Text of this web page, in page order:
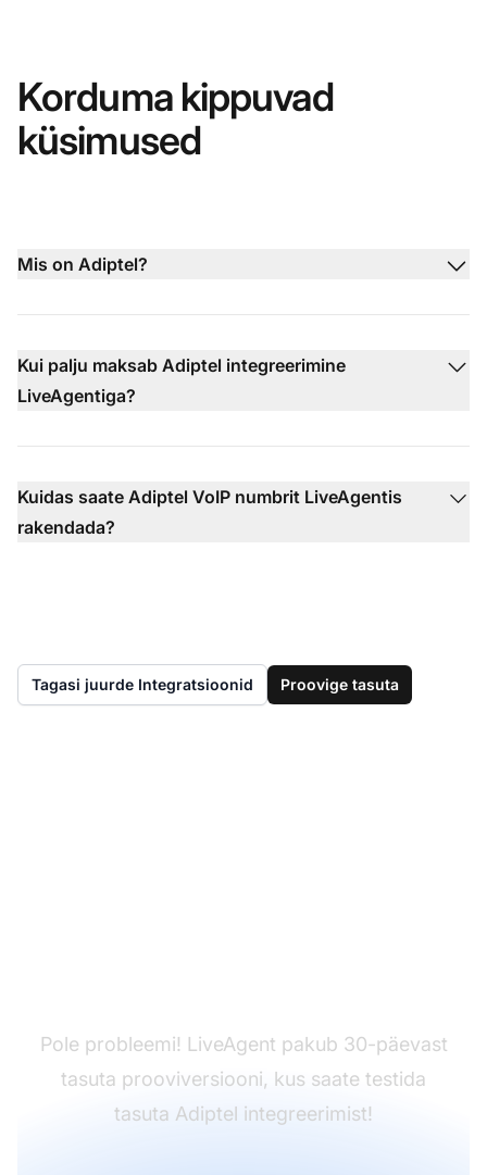
Korduma kippuvad
küsimused
Mis on Adiptel?
Kui palju maksab Adiptel integreerimine
LiveAgentiga?
Kuidas saate Adiptel VoIP numbrit LiveAgentis
rakendada?
Tagasi juurde Integratsioonid Proovige tasuta
Pole probleemi! LiveAgent pakub 30-päevast
tasuta prooviversiooni, kus saate testida
tasuta Adiptel integreerimist!